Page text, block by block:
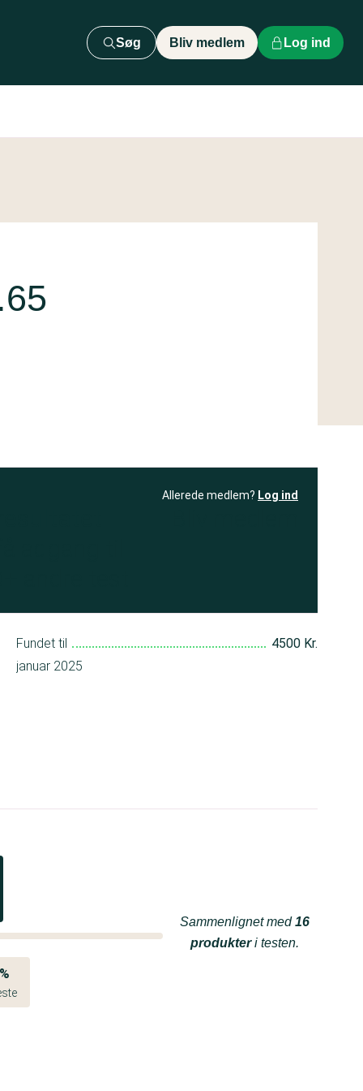
Søg Bliv medlem Log ind
Allerede medlem? Log ind
Fundet til
4500 Kr.
januar 2025
Sammenlignet med16
produkteri testen.